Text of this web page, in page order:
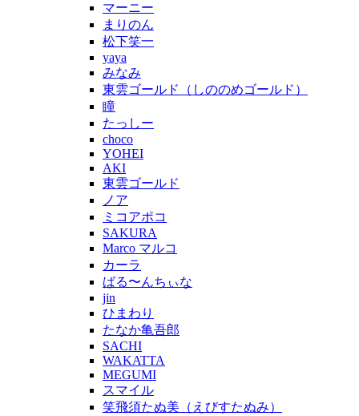
マーニー
まりのん
松下笑一
yaya
みなみ
東雲ゴールド（しののめゴールド）
瞳
たっしー
choco
YOHEI
AKI
東雲ゴールド
ノア
ミコアポコ
SAKURA
Marco マルコ
カーラ
ばる〜んちぃな
jin
ひまわり
たなか亀吾郎
SACHI
WAKATTA
MEGUMI
スマイル
笑飛須たぬ美（えびすたぬみ）